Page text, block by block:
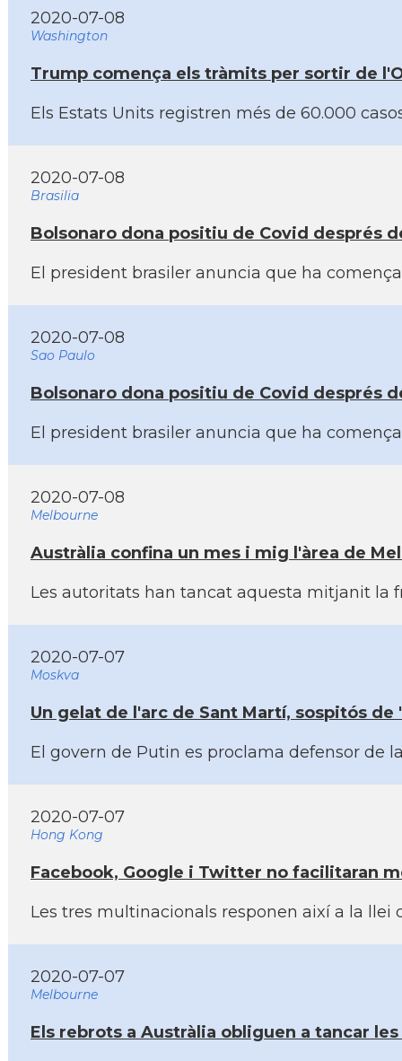
2020-07-08
Washington
Trump comença els tràmits per sortir de
Els Estats Units registren més de 60.000
2020-07-08
Brasilia
Bolsonaro dona positiu de Covid després
El president brasiler anuncia que ha
2020-07-08
Sao Paulo
Bolsonaro dona positiu de Covid després
El president brasiler anuncia que ha
2020-07-08
Melbourne
Austràlia confina un mes i mig l'àrea de
Les autoritats han tancat aquesta mitjanit la
2020-07-07
Moskva
Un gelat de l'arc de Sant Martí­, sospitós de
El govern de Putin es proclama defensor de
2020-07-07
Hong Kong
Facebook, Google i Twitter no facilitaran
Les tres multinacionals responen així­ a la
2020-07-07
Melbourne
Els rebrots a Austràlia obliguen a tancar